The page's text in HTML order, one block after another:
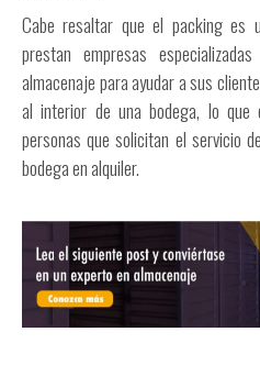
Cabe resaltar que el packing es
prestan empresas
almacenaje para ayudar a sus
al interior de una bodega, lo que
personas que solicitan el servicio
bodega en alquiler.